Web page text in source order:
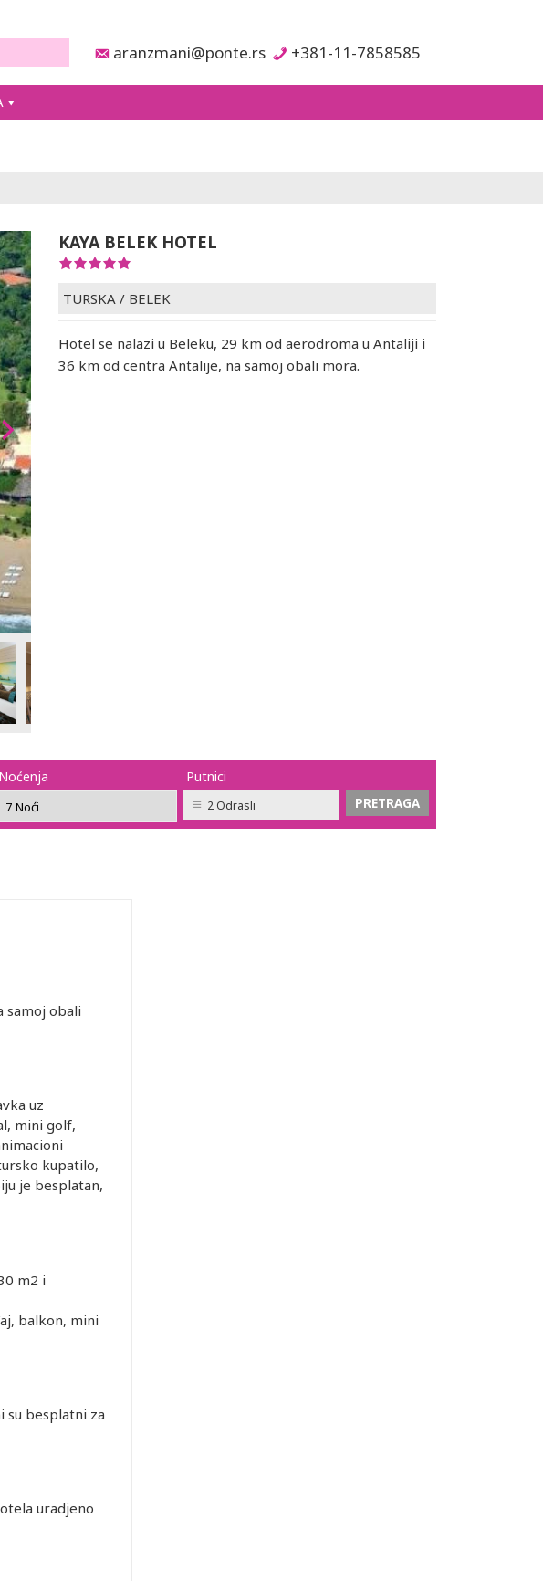
aranzmani@ponte.rs +381-11-7858585
KAYA BELEK HOTEL
TURSKA / BELEK
Hotel se nalazi u Beleku, 29 km od aerodroma u Antaliji i
36 km od centra Antalije, na samoj obali mora.
Noćenja Putnici
2 Odrasli
samoj obali
uz
mini golf,
kupatilo,
je besplatan,
m2 i
balkon, mini
su besplatni za
uradjeno